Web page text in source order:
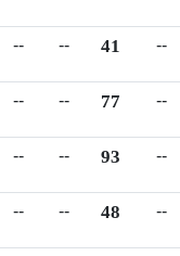
-- -- 41 --
-- -- 77 --
-- -- 93 --
-- -- 48 --